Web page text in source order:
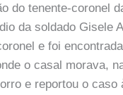
do tenente-coronel
da soldado Gisele
e foi encontrada
o casal morava,
e reportou o caso